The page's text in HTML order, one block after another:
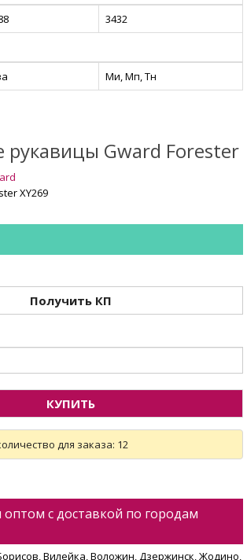
3432
Ми, Мп, Тн
рукавицы Gward Forester
XY269
Получить КП
КУПИТЬ
для заказа: 12
с доставкой по городам
Вилейка, Воложин, Дзержинск, Жодино,